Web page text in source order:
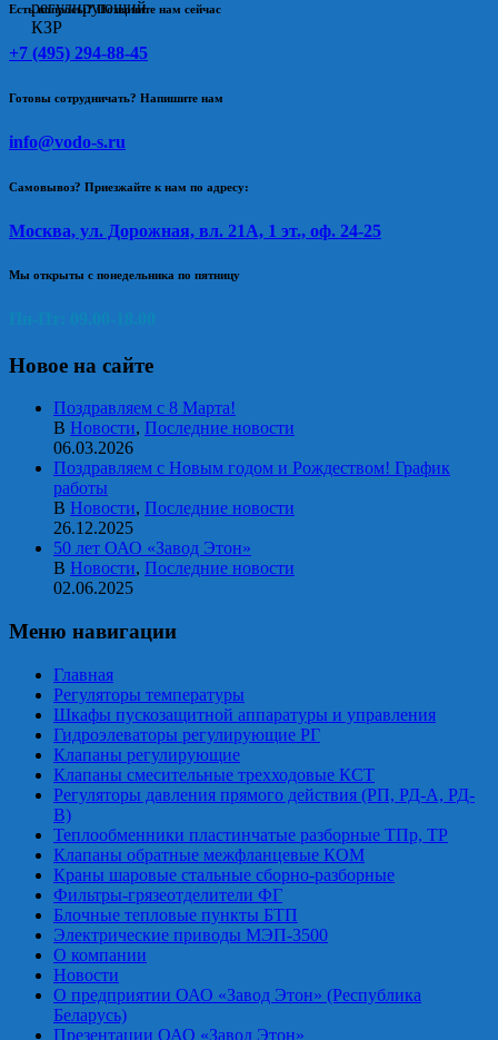
Есть вопросы? Позвоните нам сейчас
+7 (495) 294-88-45
Готовы сотрудничать? Напишите нам
info@vodo-s.ru
Самовывоз? Приезжайте к нам по адресу:
Москва, ул. Дорожная, вл. 21А, 1 эт., оф. 24-25
Мы открыты с понедельника по пятницу
Новое на сайте
Поздравляем с 8 Марта!
В Новости, Последние новости
06.03.2026
Поздравляем с Новым годом и Рождеством! График
работы
В Новости, Последние новости
26.12.2025
50 лет ОАО «Завод Этон»
В Новости, Последние новости
02.06.2025
Меню навигации
Главная
Регуляторы температуры
Шкафы пускозащитной аппаратуры и управления
Гидроэлеваторы регулирующие РГ
Клапаны регулирующие
Клапаны смесительные трехходовые КСТ
Регуляторы давления прямого действия (РП, РД-А, РД-
В)
Теплообменники пластинчатые разборные ТПр, ТР
Клапаны обратные межфланцевые КОМ
Краны шаровые стальные сборно-разборные
Фильтры-грязеотделители ФГ
Блочные тепловые пункты БТП
Электрические приводы МЭП-3500
О компании
Новости
О предприятии ОАО «Завод Этон» (Республика
Беларусь)
Презентации ОАО «Завод Этон»